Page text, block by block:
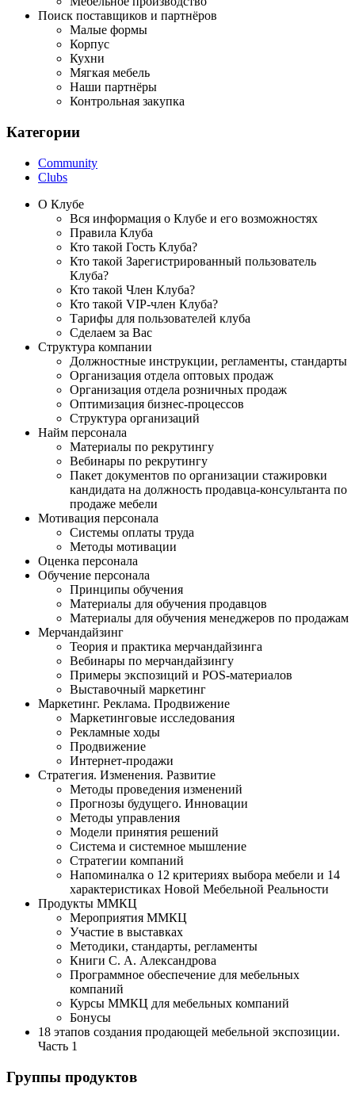
Поиск поставщиков и партнёров
Малые формы
Корпус
Кухни
Мягкая мебель
Наши партнёры
Контрольная закупка
Категории
Community
Clubs
О Клубе
Вся информация о Клубе и его возможностях
Правила Клуба
Кто такой Гость Клуба?
Кто такой Зарегистрированный пользователь
Клуба?
Кто такой Член Клуба?
Кто такой VIP-член Клуба?
Тарифы для пользователей клуба
Сделаем за Вас
Структура компании
Должностные инструкции, регламенты, стандарты
Организация отдела оптовых продаж
Организация отдела розничных продаж
Оптимизация бизнес-процессов
Структура организаций
Найм персонала
Материалы по рекрутингу
Вебинары по рекрутингу
Пакет документов по организации стажировки
кандидата на должность продавца-консультанта по
продаже мебели
Мотивация персонала
Системы оплаты труда
Методы мотивации
Оценка персонала
Обучение персонала
Принципы обучения
Материалы для обучения продавцов
Материалы для обучения менеджеров по продажам
Мерчандайзинг
Теория и практика мерчандайзинга
Вебинары по мерчандайзингу
Примеры экспозиций и POS-материалов
Выставочный маркетинг
Маркетинг. Реклама. Продвижение
Маркетинговые исследования
Рекламные ходы
Продвижение
Интернет-продажи
Стратегия. Изменения. Развитие
Методы проведения изменений
Прогнозы будущего. Инновации
Методы управления
Модели принятия решений
Система и системное мышление
Стратегии компаний
Напоминалка о 12 критериях выбора мебели и 14
характеристиках Новой Мебельной Реальности
Продукты ММКЦ
Мероприятия ММКЦ
Участие в выставках
Методики, стандарты, регламенты
Книги С. А. Александрова
Программное обеспечение для мебельных
компаний
Курсы ММКЦ для мебельных компаний
Бонусы
18 этапов создания продающей мебельной экспозиции.
Часть 1
Группы продуктов